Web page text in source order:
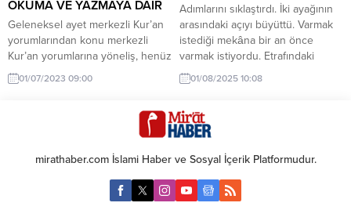
Rıfat’tan ve...
OKUMA VE YAZMAYA DAİR
Geleneksel ayet merkezli Kur’an
yorumlarından konu merkezli
Kur’an yorumlarına yöneliş, henüz
emekleme safhasında olsa da
Kur’an’ın muhtevasını konu
içinde anlama ve açıklama çabası
içinde olması sebebiyle tefsirde
önemli bir konuma sahiptir. Zira
geleneksel ayet merkezli
(parçacı/atomik) anlama
yöntemleri, her ne kadar
01/07/2023 09:00
Adımlarını sıklaştırdı. İki ayağının
arasındaki açıyı büyüttü. Varmak
istediği mekâna bir an önce
varmak istiyordu. Etrafındaki
hareketliliğin hiç farkında değildi.
Dükkanlarındaki ürünleri satmak
duymuyordu. Sanki; o kalabalık
caddede yürüyen, koşturan bir
tek kendisi varmış gibi gidiyordu.
Sırtı, göğsü, koltuk altları terden
sırılsıklam olmuştu. Bir an
duraksadı....
01/08/2025 10:08
mirathaber.com İslami Haber ve Sosyal İçerik Platformudur.